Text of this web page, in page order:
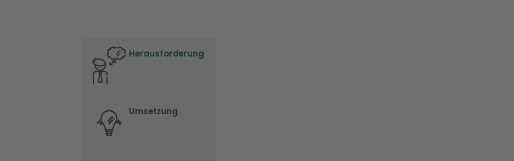
Herausforderung
Umsetzung